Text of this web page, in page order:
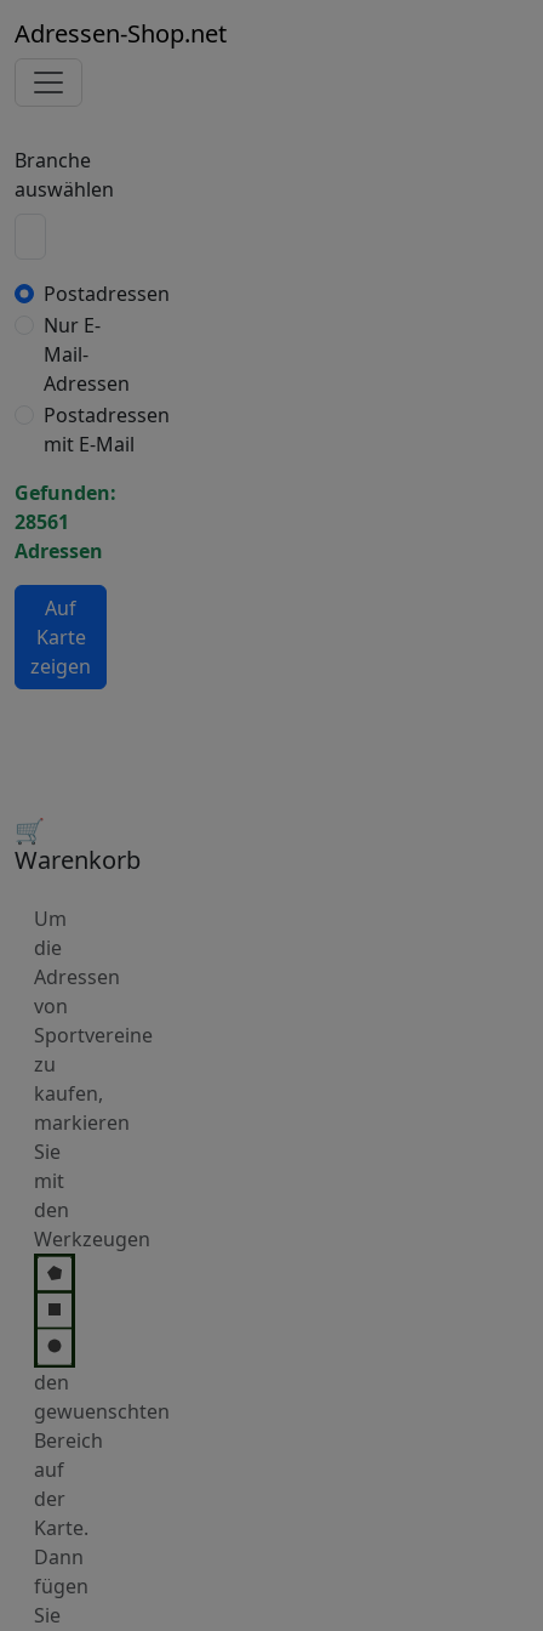
Adressen-Shop.net
Branche
auswählen
Postadressen
Nur E-
Mail-
Adressen
Postadressen
mit E-Mail
Gefunden:
28561
Adressen
Auf
Karte
zeigen
🛒
Warenkorb
Um
die
Adressen
von
Sportvereine
zu
kaufen,
markieren
Sie
mit
den
Werkzeugen
den
gewuenschten
Bereich
auf
der
Karte.
Dann
fügen
Sie